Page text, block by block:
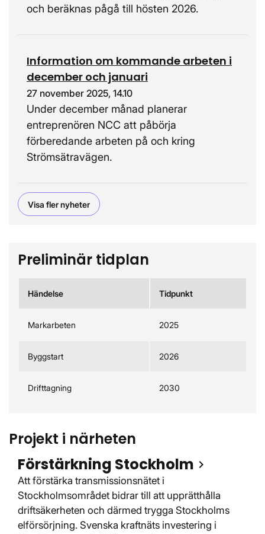
och beräknas pågå till hösten 2026.
Information om kommande arbeten i
december och januari
27 november 2025, 14.10
Under december månad planerar
entreprenören NCC att påbörja
förberedande arbeten på och kring
Strömsätravägen.
Visa fler nyheter
Preliminär tidplan
Händelse Tidpunkt
Markarbeten 2025
Byggstart 2026
Drifttagning 2030
Projekt i närheten
Förstärkning Stockholm
Att förstärka transmissionsnätet i
Stockholmsområdet bidrar till att upprätthålla
driftsäkerheten och därmed trygga Stockholms
elförsörjning. Svenska kraftnäts investering i